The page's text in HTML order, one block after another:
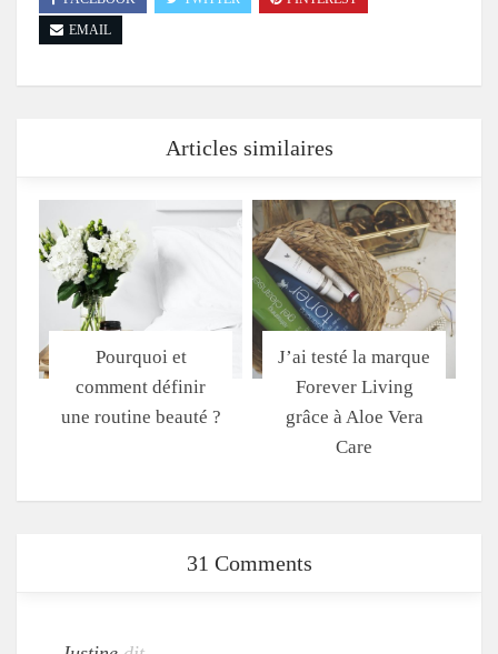
EMAIL
Articles similaires
Pourquoi et
comment définir
une routine beauté ?
J’ai testé la marque
Forever Living
grâce à Aloe Vera
Care
31 Comments